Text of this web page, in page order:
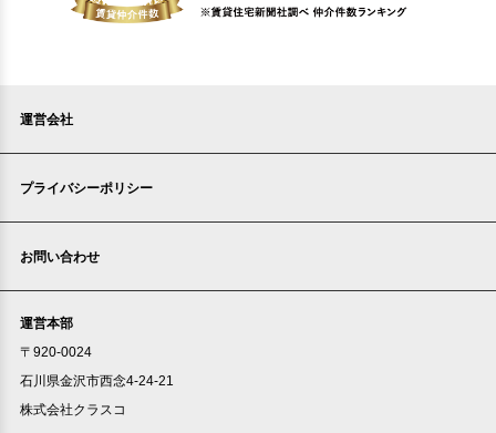
運営会社
プライバシーポリシー
お問い合わせ
運営本部
〒920-0024
石川県金沢市西念4-24-21
株式会社クラスコ